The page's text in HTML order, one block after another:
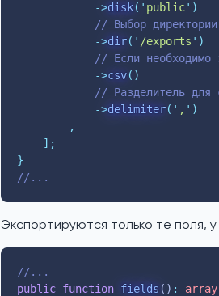
->disk( ' public' )
// Выбор директории
->dir( ' /exports ' )
// Если необходимо
->csv()
// Разделитель для
->delimiter( ' , ' )
,
];
}
//...
Экспортируются только те поля,
//...
public function fields () :
array